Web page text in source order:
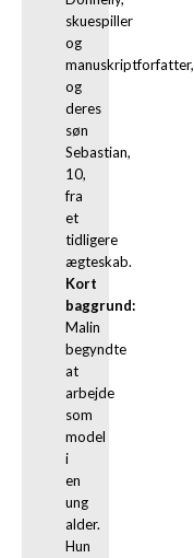
skuespiller
og
manuskriptforfatter,
og
deres
søn
Sebastian,
10,
fra
et
tidligere
Kort
baggrund:
Malin
begyndte
at
arbejde
som
model
i
en
ung
alder.
Hun